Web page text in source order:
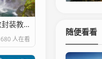
js防抖节流函数封装教程
680 人在看
随便看看